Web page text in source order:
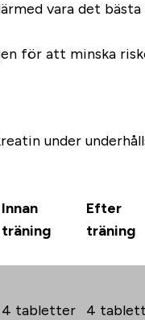
vara det
för att minska
under
Innan
träning
Efter
träning
4 tabletter
4